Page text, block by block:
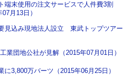
端末使用の注文サービスで人件費3割
月13日）
見込み現地法人設立 東武トップツアー
業団地公社が見解（2015年07月01日）
に3,800万バーツ（2015年06月25日）